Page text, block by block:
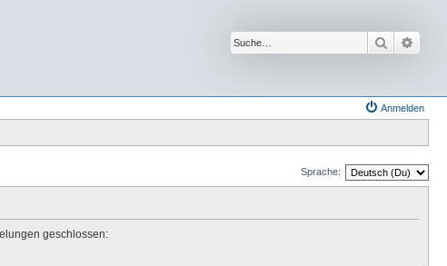
Suche
Anmelden
Sprache:
geschlossen: